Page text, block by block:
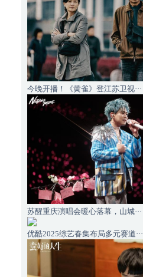
今晚开播！《黄雀》登江苏卫视···
苏醒重庆演唱会暖心落幕，山城···
优酷2025综艺春集布局多元赛道···